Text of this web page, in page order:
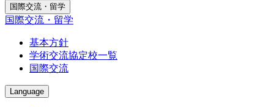
国際交流・留学
国際交流・留学
基本方針
学術交流協定校一覧
国際交流
Language